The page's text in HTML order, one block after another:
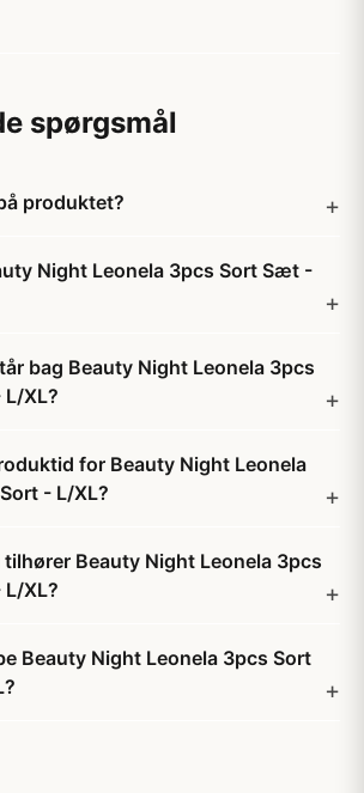
spørgsmål
produktet?
Night Leonela 3pcs Sort Sæt -
bag Beauty Night Leonela 3pcs
XL?
for Beauty Night Leonela
- L/XL?
Beauty Night Leonela 3pcs
XL?
Beauty Night Leonela 3pcs Sort